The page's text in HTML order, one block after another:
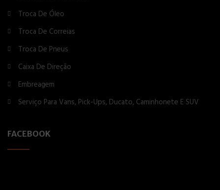
Troca De Óleo
Troca De Correias
Troca De Pneus
Caixa De Direção
Embreagem
Serviço Para Vans, Pick-Ups, Ducato, Caminhonete E SUV
FACEBOOK